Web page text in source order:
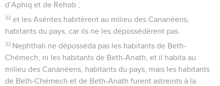
d’Aphiq et de Rehob ;
32 et les Asérites habitèrent au milieu des Cananéens,
habitants du pays, car ils ne les dépossédèrent pas.
33 Nephthali ne déposséda pas les habitants de Beth-
Chémech, ni les habitants de Beth-Anath, et il habita au
milieu des Cananéens, habitants du pays, mais les habitants
de Beth-Chémech et de Beth-Anath furent astreints à la